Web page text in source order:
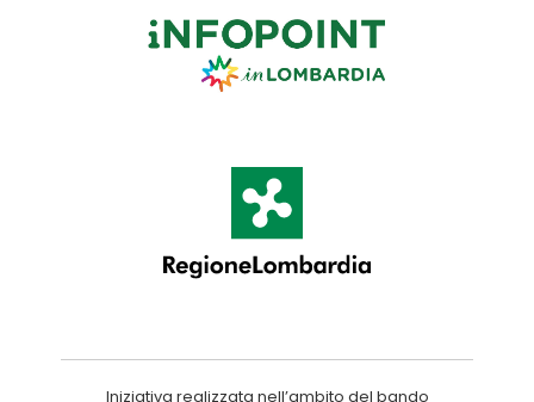
Iniziativa realizzata nell’ambito del bando